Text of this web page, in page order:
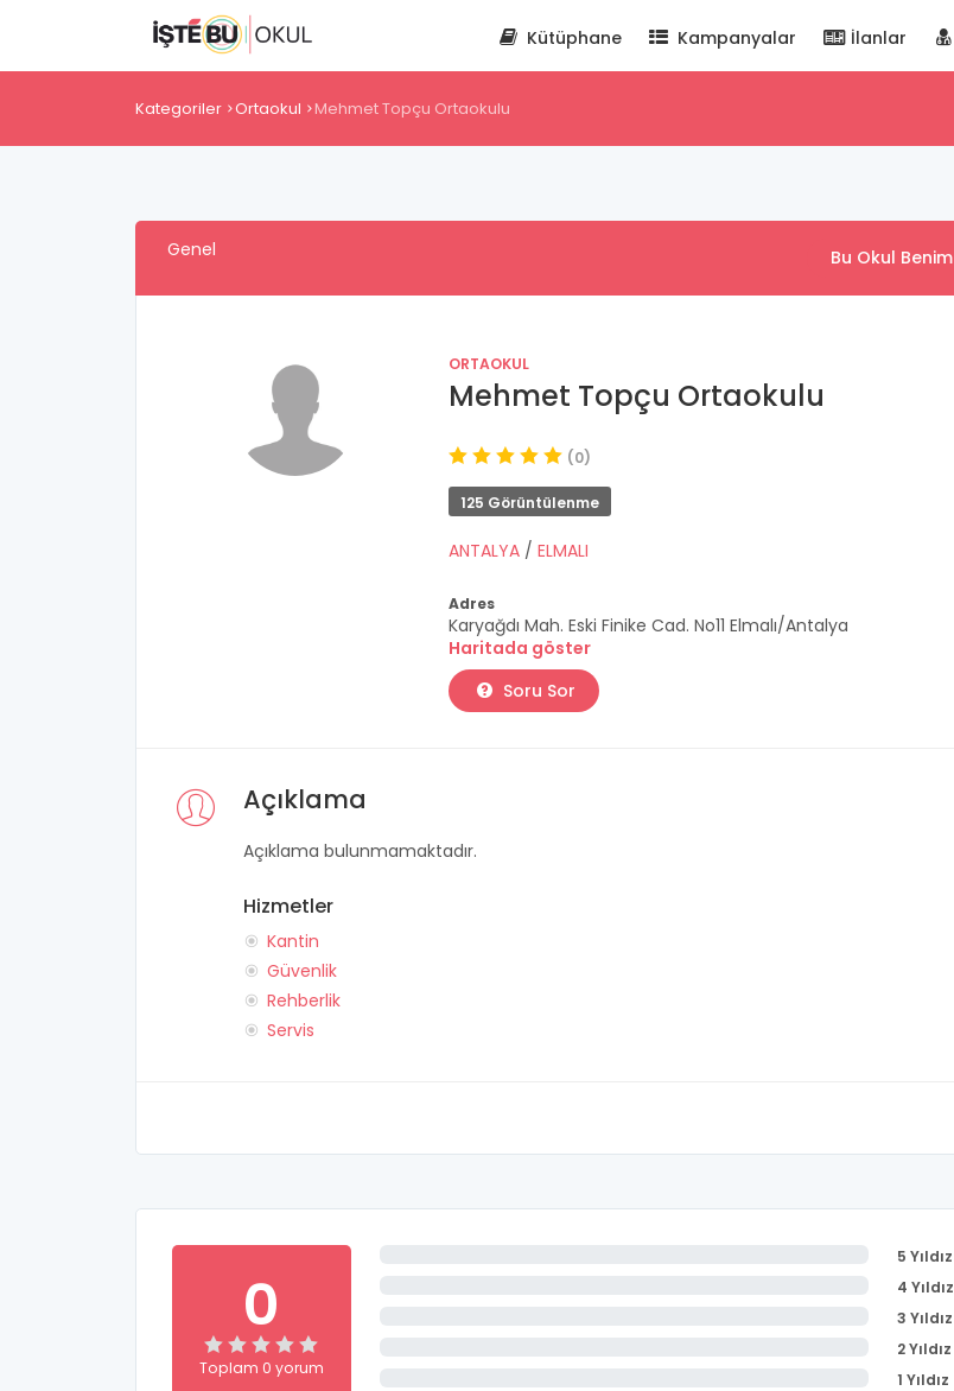
Kütüphane Kampanyalar İlanlar
Kategoriler Ortaokul Mehmet Topçu Ortaokulu
Genel Bu Okul Benim
ORTAOKUL
Mehmet Topçu Ortaokulu
(0)
125 Görüntülenme
ANTALYA / ELMALI
Adres
Karyağdı Mah. Eski Finike Cad. No11 Elmalı/Antalya
Haritada göster
Soru Sor
Açıklama
Açıklama bulunmamaktadır.
Hizmetler
Kantin
Güvenlik
Rehberlik
Servis
0
Toplam 0 yorum
5 Yıldız
4 Yıldız
3 Yıldız
2 Yıldız
1 Yıldız